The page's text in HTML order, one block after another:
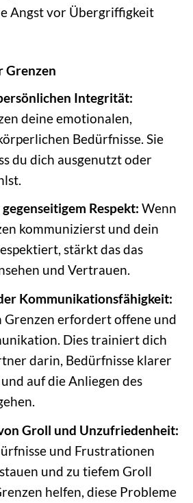
Angst vor Übergriffigkeit
Grenzen
Integrität:
deine emotionalen,
Bedürfnisse. Sie
du dich ausgenutzt oder
Respekt: Wenn
kommunizierst und dein
stärkt das das
und Vertrauen.
Kommunikationsfähigkeit:
Grenzen erfordert offene und
Dies trainiert dich
darin, Bedürfnisse klarer
auf die Anliegen des
Groll und Unzufriedenheit:
und Frustrationen
und zu tiefem Groll
helfen, diese Probleme